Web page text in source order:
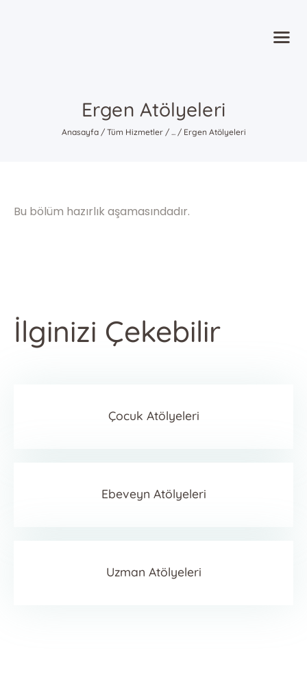
Ergen Atölyeleri
Anasayfa Tüm Hizmetler ... Ergen Atölyeleri
Çalışma Alanlarımız
Danışmanlık
Bu bölüm hazırlık aşamasındadır.
İlginizi Çekebilir
Çocuk Atölyeleri
Ebeveyn Atölyeleri
Uzman Atölyeleri